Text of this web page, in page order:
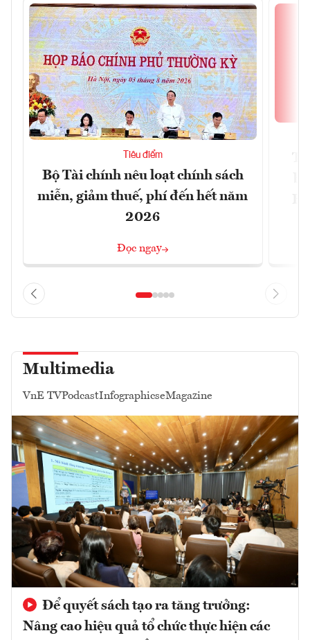
Tiêu điểm
Bộ Tài chính nêu loạt chính sách
miễn, giảm thuế, phí đến hết năm
2026
Đọc ngay
Multimedia
VnE TVPodcastInfographicseMagazine
Để quyết sách tạo ra tăng trưởng:
Nâng cao hiệu quả tổ chức thực hiện các